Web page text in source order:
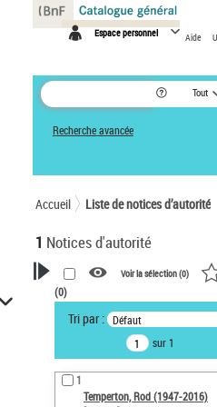
Espace personnel Aide
Tout
Recherche avancée
Accueil Liste de notices d’autorité
1 Notices d'autorité
VOTRE RECHERCHE
Recherche avancée dans les
notices d’autorité
Œuvres liées à l'auteur :
Temperton, Rod (1947-2016)
Voir la sélection (0)
(0)
Tri par : Défaut
sur 1
1
Temperton, Rod (1947-2016)
Panneau de gestion des cookies